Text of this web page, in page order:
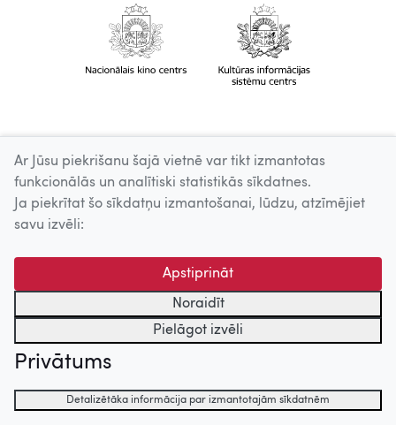
Ar Jūsu piekrišanu šajā vietnē var tikt izmantotas
funkcionālās un analītiski statistikās sīkdatnes.
Ja piekrītat šo sīkdatņu izmantošanai, lūdzu, atzīmējiet
savu izvēli:
Apstiprināt
Noraidīt
Pielāgot izvēli
Privātums
Detalizētāka informācija par izmantotajām sīkdatnēm